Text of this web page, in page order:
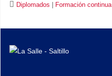
Diplomados
Formación continua